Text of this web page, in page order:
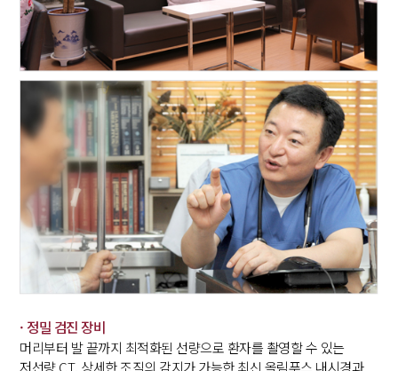
· 정밀 검진 장비
머리부터 발 끝까지 최적화된 선량으로 환자를 촬영할 수 있는
저선량 CT, 상세한 조직의 감지가 가능한 최신 올림푸스 내시경과